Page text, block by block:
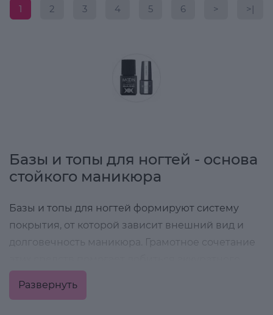
1 2 3 4 5 6 > >|
Базы и топы для ногтей - основа
стойкого маникюра
Базы и топы для ногтей формируют систему
покрытия, от которой зависит внешний вид и
долговечность маникюра. Грамотное сочетание
результата и комфортной носки без сколов и
потери блеска.
Развернуть